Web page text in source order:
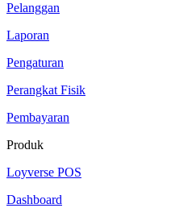
Pelanggan
Laporan
Pengaturan
Perangkat Fisik
Pembayaran
Produk
Loyverse POS
Dashboard